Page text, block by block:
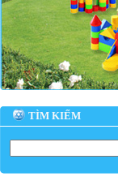
TÌM KIẾM